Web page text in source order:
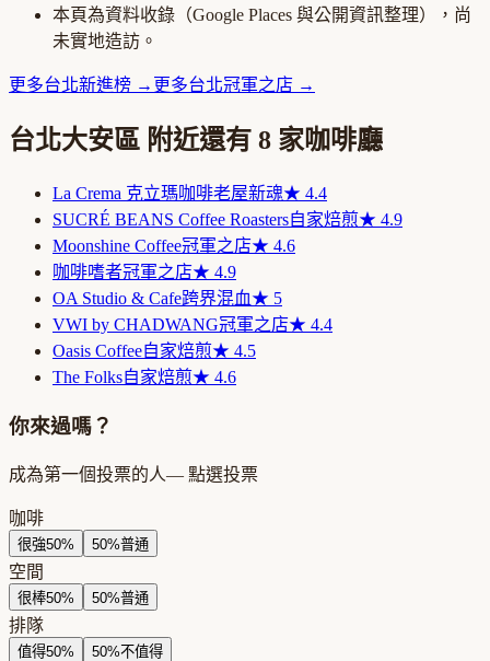
本頁為資料收錄（Google Places 與公開資訊整理），尚
未實地造訪。
更多台北新進榜 → 更多台北冠軍之店 →
台北大安區 附近還有 8 家咖啡廳
La Crema 克立瑪咖啡老屋新魂★ 4.4
SUCRÉ BEANS Coffee Roasters自家焙煎★ 4.9
Moonshine Coffee冠軍之店★ 4.6
咖啡嗜者冠軍之店★ 4.9
OA Studio & Cafe跨界混血★ 5
VWI by CHADWANG冠軍之店★ 4.4
Oasis Coffee自家焙煎★ 4.5
The Folks自家焙煎★ 4.6
你來過嗎？
成為第一個投票的人— 點選投票
咖啡
很強50% 50%普通
空間
很棒50% 50%普通
排隊
值得50% 50%不值得